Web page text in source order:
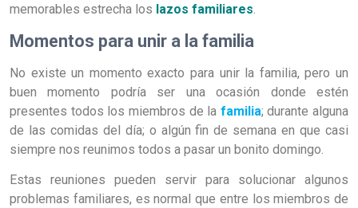
memorables estrecha los lazos familiares.
Momentos para unir a la familia
No existe un momento exacto para unir la familia, pero un
buen momento podría ser una ocasión donde estén
presentes todos los miembros de la familia; durante alguna
de las comidas del día; o algún fin de semana en que casi
siempre nos reunimos todos a pasar un bonito domingo.
Estas reuniones pueden servir para solucionar algunos
problemas familiares, es normal que entre los miembros de